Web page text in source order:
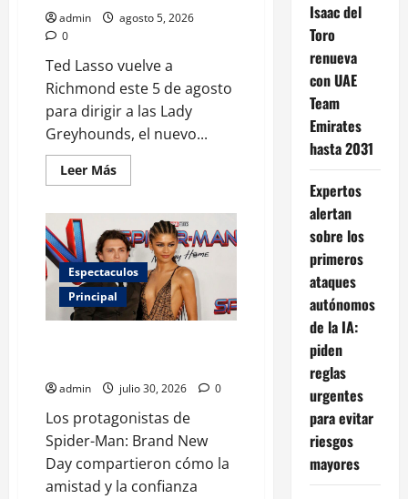
admin
agosto 5, 2026
0
Ted Lasso vuelve a
Richmond este 5 de agosto
para dirigir a las Lady
Greyhounds, el nuevo...
Leer MásLeer
más
Lasso
regresa
con
el
nuevo
equipo
femenil
del
Espectaculos
Principal
admin julio 30, 2026 0
Los protagonistas de
Spider-Man: Brand New
Day compartieron cómo la
amistad y la confianza
Isaac del
Toro
renueva
con UAE
Team
Emirates
hasta 2031
Expertos
alertan
sobre los
primeros
ataques
autónomos
de la IA:
piden
reglas
urgentes
para evitar
riesgos
mayores